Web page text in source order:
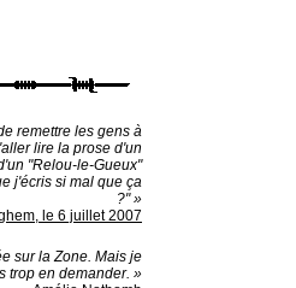
remettre les gens à
lire la prose d'un
"Relou-le-Gueux"
j'écris si mal que ça
?" »
le 6 juillet 2007
sur la Zone. Mais je
trop en demander. »